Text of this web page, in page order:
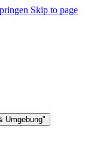
Skip to page
Umgebung"